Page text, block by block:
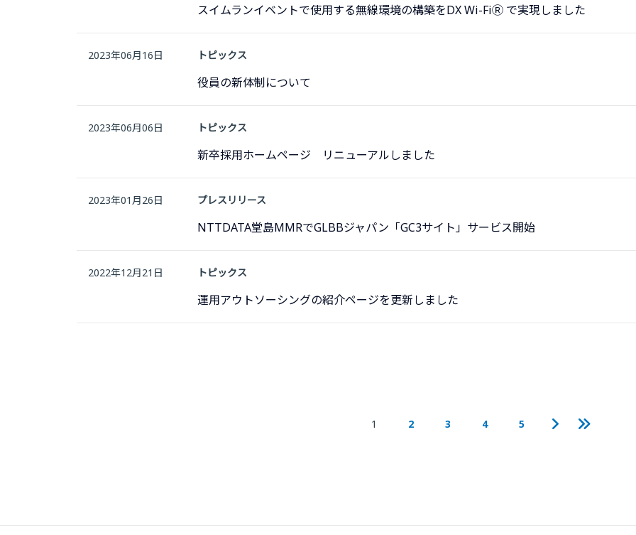
スイムランイベントで使用する無線環境の構築をDX Wi-FiⓇ で実現しました
2023年06月16日 トピックス
役員の新体制について
2023年06月06日 トピックス
新卒採用ホームページ リニューアルしました
2023年01月26日 プレスリリース
NTTDATA堂島MMRでGLBBジャパン「GC3サイト」サービス開始
2022年12月21日 トピックス
運用アウトソーシングの紹介ページを更新しました
1 2 3 4 5